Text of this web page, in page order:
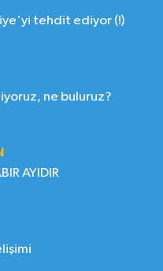
tehdit ediyor (!)
ne buluruz?
AYIDIR